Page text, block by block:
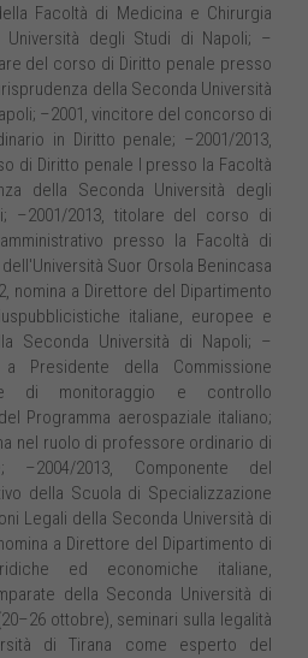
Facoltà di Medicina e Chirurgia
Università degli Studi di Napoli; –
del corso di Diritto penale presso
della Seconda Università
–2001, vincitore del concorso di
in Diritto penale; –2001/2013,
di Diritto penale I presso la Facoltà
della Seconda Università degli
–2001/2013, titolare del corso di
presso la Facoltà di
Suor Orsola Benincasa
nomina a Direttore del Dipartimento
italiane, europee e
Seconda Università di Napoli; –
a Presidente della Commissione
di monitoraggio e controllo
Programma aerospaziale italiano;
nel ruolo di professore ordinario di
–2004/2013, Componente del
della Scuola di Specializzazione
Legali della Seconda Università di
a Direttore del Dipartimento di
ed economiche italiane,
della Seconda Università di
ottobre), seminari sulla legalità
di Tirana come esperto del